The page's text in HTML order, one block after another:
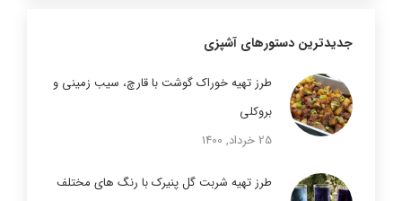
جدیدترین دستورهای آشپزی
طرز تهیه خوراک گوشت با قارچ، سیب زمینی و
بروکلی
25 خرداد, 1400
طرز تهیه شربت گل پنیرک با رنگ های مختلف